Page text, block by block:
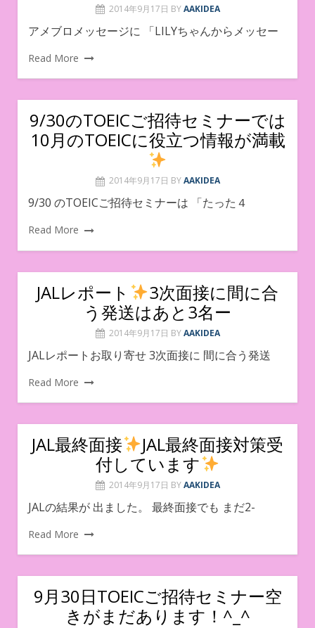
2014年9月17日 BY AAKIDEA
アメブロメッセージに 「LILYちゃんからメッセー
Read More
9/30のTOEICご招待セミナーでは
10月のTOEICに役立つ情報が満載
2014年9月17日 BY AAKIDEA
9/30 のTOEICご招待セミナーは 「たった４
Read More
JALレポート
3次面接に間に合
う発送はあと3名ー
2014年9月17日 BY AAKIDEA
JALレポートお取り寄せ 3次面接に 間に合う発送
Read More
JAL最終面接
JAL最終面接対策受
付しています
2014年9月17日 BY AAKIDEA
JALの結果が 出ました。 最終面接でも まだ2-
Read More
9月30日TOEICご招待セミナー空
きがまだあります！^_^